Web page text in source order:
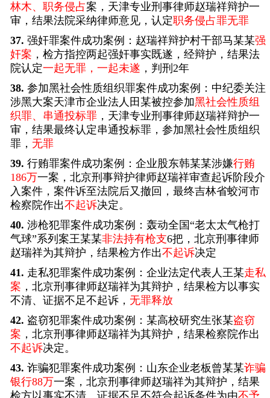
林木、职务侵占案，天津专业刑事律师赵瑞祥辩护一
审，结果法院采纳律师意见，认定职务侵占罪无罪
37. 强奸罪案件成功案例：赵瑞祥辩护村干部马某某强
奸案 ，检方指控两起强奸事实既遂，经辩护，结果法
院认定一起无罪，一起未遂 ，判刑2年
38. 参加黑社会性质组织罪案件成功案例：中纪委关注
涉黑大案天津市企业法人田某被控参加黑社会性质组
织罪、串通投标罪 ，天津专业刑事律师赵瑞祥辩护一
审，结果最终认定串通投标罪，参加黑社会性质组织
罪， 无罪
39. 行贿罪案件成功案例：企业股东韩某某涉嫌行贿
186万一案，北京刑事辩护律师赵瑞祥审查起诉阶段介
入案件，案件诉至法院后又撤回，最终吉林省蛟河市
检察院作出不起诉决定。
40. 涉枪犯罪案件成功案例：轰动全国“老太太气枪打
气球”系列案王某某非法持有枪支6把，北京刑事律师
赵瑞祥为其辩护，结果检方作出不起诉决定
41. 走私犯罪案件成功案例：企业法定代表人王某走私
案 ，北京刑事律师赵瑞祥为其辩护，结果检方以事实
不清、证据不足不起诉， 无罪释放
42. 盗窃犯罪案件成功案例：某高校研究生张某盗窃
案 ，北京刑事律师赵瑞祥为其辩护，结果检察院作出
不起诉决定。
43. 诈骗犯罪案件成功案例：山东企业老板曾某某诈骗
银行88万一案，北京刑事律师赵瑞祥为其辩护，结果